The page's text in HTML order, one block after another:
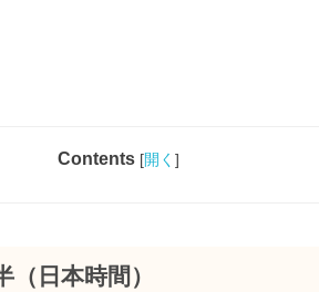
Contents [開く ]
日本時間）